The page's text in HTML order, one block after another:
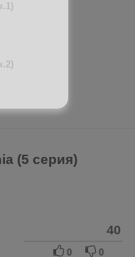
(5 серия)
40
0 0